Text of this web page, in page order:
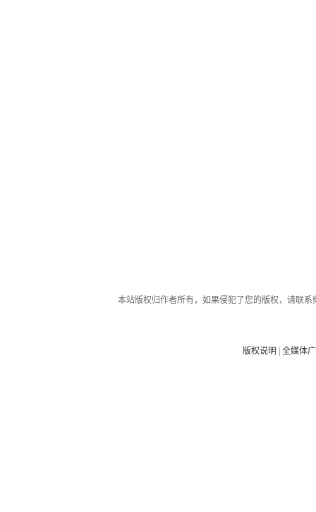
本站版权归作者所有，如果侵犯了您的版权，请联
版权说明 |全媒体